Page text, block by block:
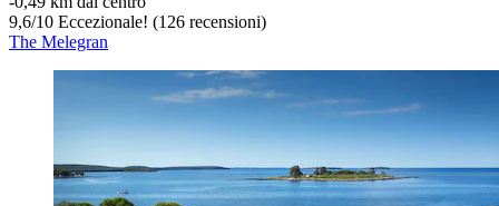
9,6/10 Eccezionale! (126 recensioni)
The Melegran